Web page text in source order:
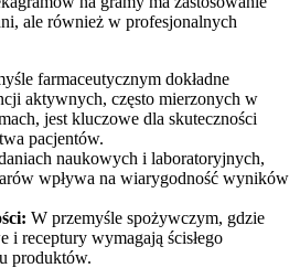
ale również w profesjonalnych
farmaceutycznym dokładne
aktywnych, często mierzonych w
jest kluczowe dla skuteczności
pacjentów.
naukowych i laboratoryjnych,
wpływa na wiarygodność wyników
W przemyśle spożywczym, gdzie
i receptury wymagają ścisłego
produktów.